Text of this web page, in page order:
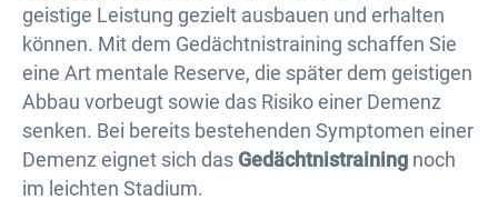
geistige Leistung gezielt ausbauen und erhalten
können. Mit dem Gedächtnistraining schaffen Sie
eine Art mentale Reserve, die später dem geistigen
Abbau vorbeugt sowie das Risiko einer Demenz
senken. Bei bereits bestehenden Symptomen einer
Demenz eignet sich das Gedächtnistraining noch
im leichten Stadium.